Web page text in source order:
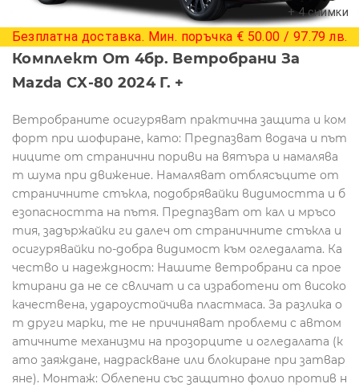
+ 4 снимки
Безплатна доставка. Мин. поръчка € 50.00 / 97.79 лв.
Комплект От 4бр. Ветробрани За
Mazda CX-80 2024 Г. +
Ветробраните осигуряват практична защита и ком
форт при шофиране, като: Предпазват водача и път
ниците от странични пориви на вятъра и намалява
т шума при движение. Намаляват отблясъците от
страничните стъкла, подобрявайки видимостта и б
езопасността на пътя. Предпазват от кал и мръсо
тия, задържайки ги далеч от страничните стъкла и
осигурявайки по-добра видимост към огледалата. Ка
чество и надеждност: Нашите ветробрани са прое
ктирани да не се свличат и са изработени от високо
качествена, удароустойчива пластмаса. За разлика о
т други марки, те не причиняват проблеми с автом
атичните механизми на прозорците и огледалата (к
ато заяждане, надраскване или блокиране при затвар
яне). Монтаж: Облепени със защитно фолио против н